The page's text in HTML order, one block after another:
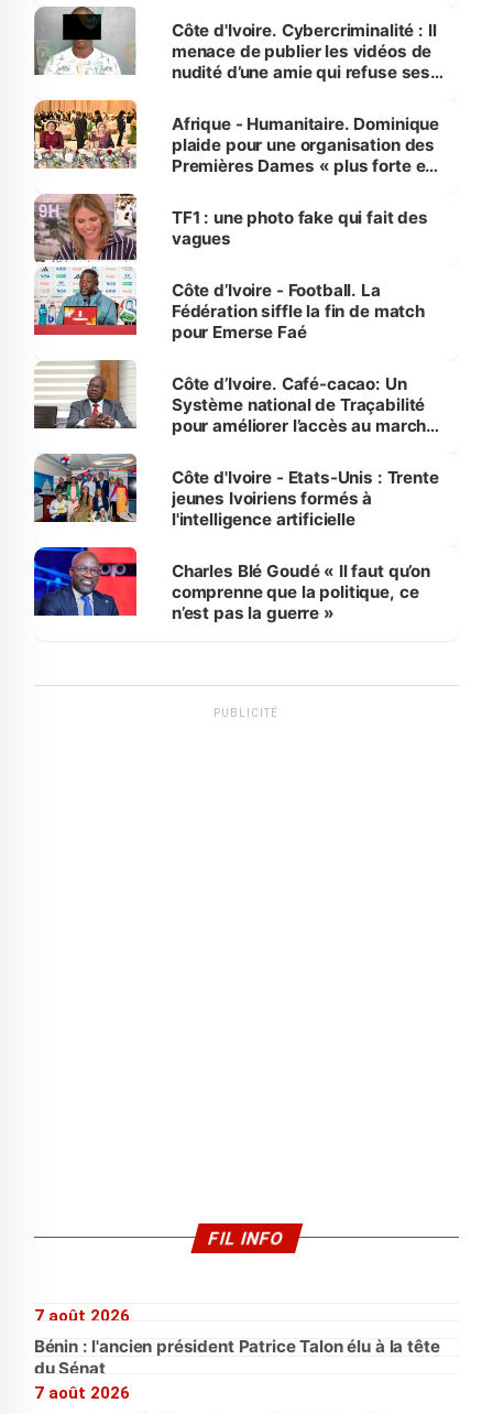
des Transports
Côte d'Ivoire. Cybercriminalité : Il
menace de publier les vidéos de
nudité d’une amie qui refuse ses
Afrique - Humanitaire. Dominique
plaide pour une organisation des
Premières Dames « plus forte et
sur la scène internationale »
TF1 : une photo fake qui fait des
vagues
Côte d’Ivoire - Football. La
Fédération siffle la fin de match
pour Emerse Faé
Côte d’Ivoire. Café-cacao: Un
Système national de Traçabilité
pour améliorer l’accès au marché
Côte d'Ivoire - Etats-Unis : Trente
jeunes Ivoiriens formés à
l'intelligence artificielle
Charles Blé Goudé « Il faut qu’on
comprenne que la politique, ce
n’est pas la guerre »
PUBLICITÉ
FIL INFO
7 août 2026
Bénin : l'ancien président Patrice Talon élu à la tête
du Sénat
7 août 2026